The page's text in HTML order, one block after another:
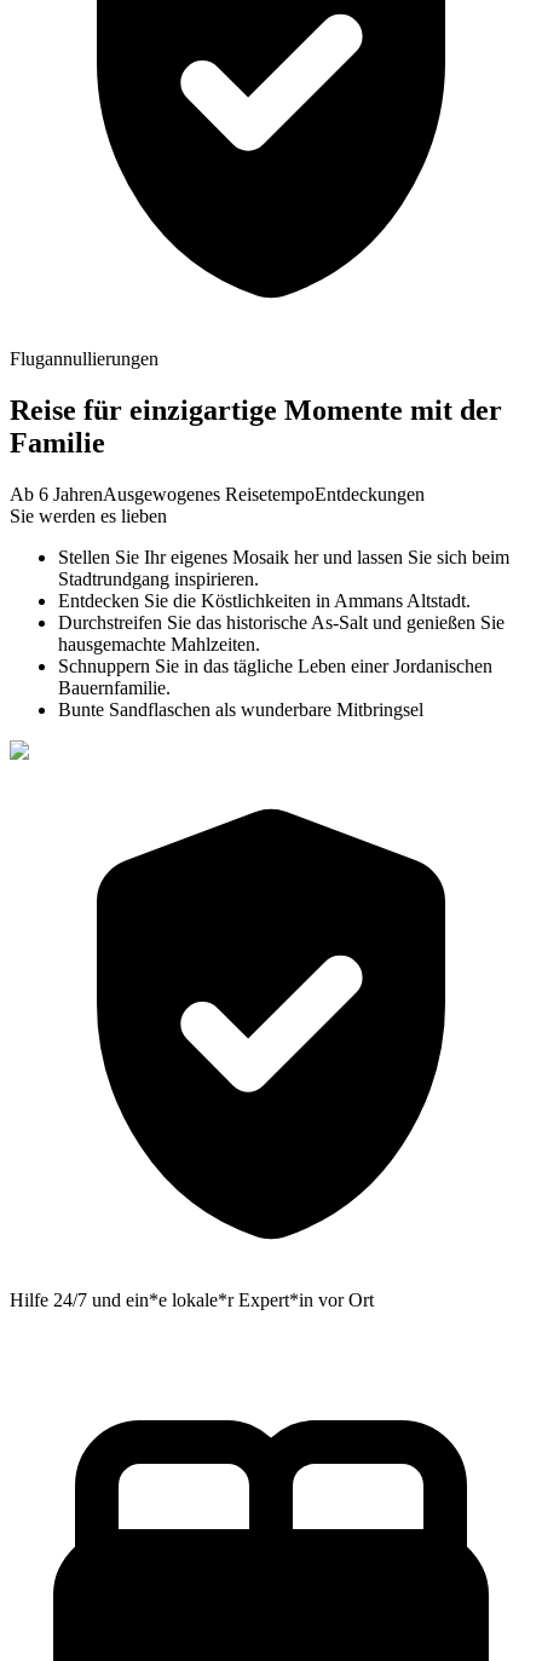
Flugannullierungen
Reise für einzigartige Momente mit der
Familie
Ab 6 JahrenAusgewogenes ReisetempoEntdeckungen
Sie werden es lieben
Stellen Sie Ihr eigenes Mosaik her und lassen Sie sich beim
Stadtrundgang inspirieren.
Entdecken Sie die Köstlichkeiten in Ammans Altstadt.
Durchstreifen Sie das historische As-Salt und genießen Sie
hausgemachte Mahlzeiten.
Schnuppern Sie in das tägliche Leben einer Jordanischen
Bauernfamilie.
Bunte Sandflaschen als wunderbare Mitbringsel
Hilfe 24/7 und ein*e lokale*r Expert*in vor Ort